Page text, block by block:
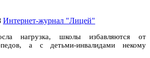
Интернет-журнал "Лицей"
нагрузка, школы избавляются от
а с детьми-инвалидами некому